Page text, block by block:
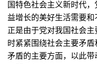
国特色社会主义新时代
益增长的美好生活需要和
正是由于党对我国社会
时紧紧围绕社会主要矛
矛盾的主要方面，以此